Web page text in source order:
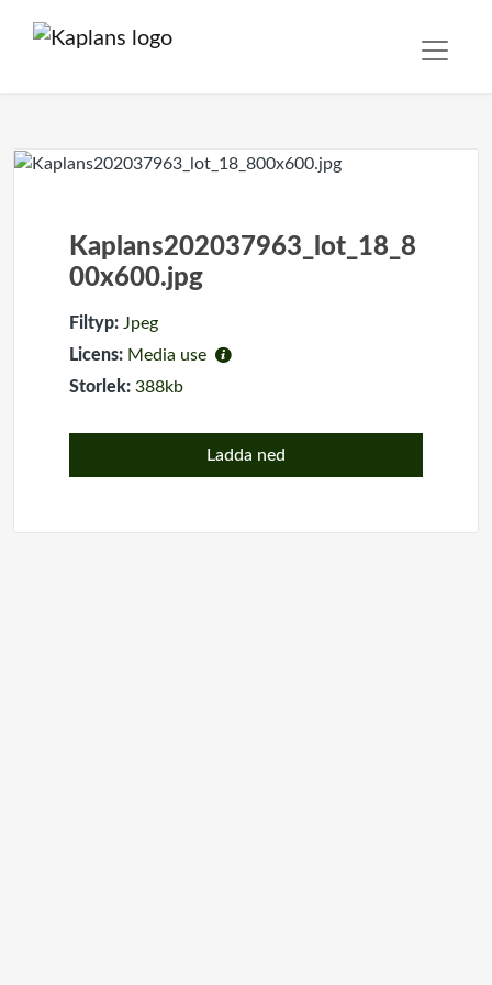
Kaplans202037963_lot_18_8
00x600.jpg
Filtyp: Jpeg
Licens: Media use
Storlek: 388kb
Ladda ned